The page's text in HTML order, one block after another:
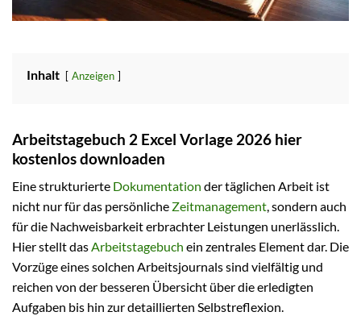
Inhalt Anzeigen
Arbeitstagebuch 2 Excel Vorlage 2026 hier
kostenlos downloaden
Eine strukturierte Dokumentation der täglichen Arbeit ist
nicht nur für das persönliche Zeitmanagement, sondern auch
für die Nachweisbarkeit erbrachter Leistungen unerlässlich.
Hier stellt dasArbeitstagebuch ein zentrales Element dar. Die
Vorzüge eines solchen Arbeitsjournals sind vielfältig und
reichen von der besseren Übersicht über die erledigten
Aufgaben bis hin zur detaillierten Selbstreflexion.